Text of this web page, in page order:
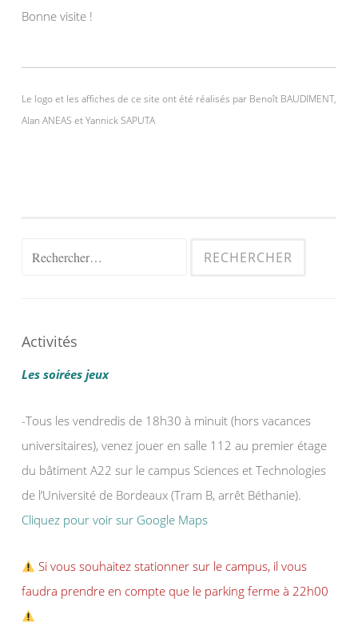
Bonne visite !
Le logo et les affiches de ce site ont été réalisés par Benoît BAUDIMENT,
Alan ANEAS et Yannick SAPUTA
Rechercher :
Activités
Les soirées jeux
-Tous les vendredis de 18h30 à minuit (hors vacances
universitaires), venez jouer en salle 112 au premier étage
du bâtiment A22 sur le campus Sciences et Technologies
de l’Université de Bordeaux (Tram B, arrêt Béthanie).
Cliquez pour voir sur Google Maps
Si vous souhaitez stationner sur le campus, il vous
faudra prendre en compte que le parking ferme à 22h00